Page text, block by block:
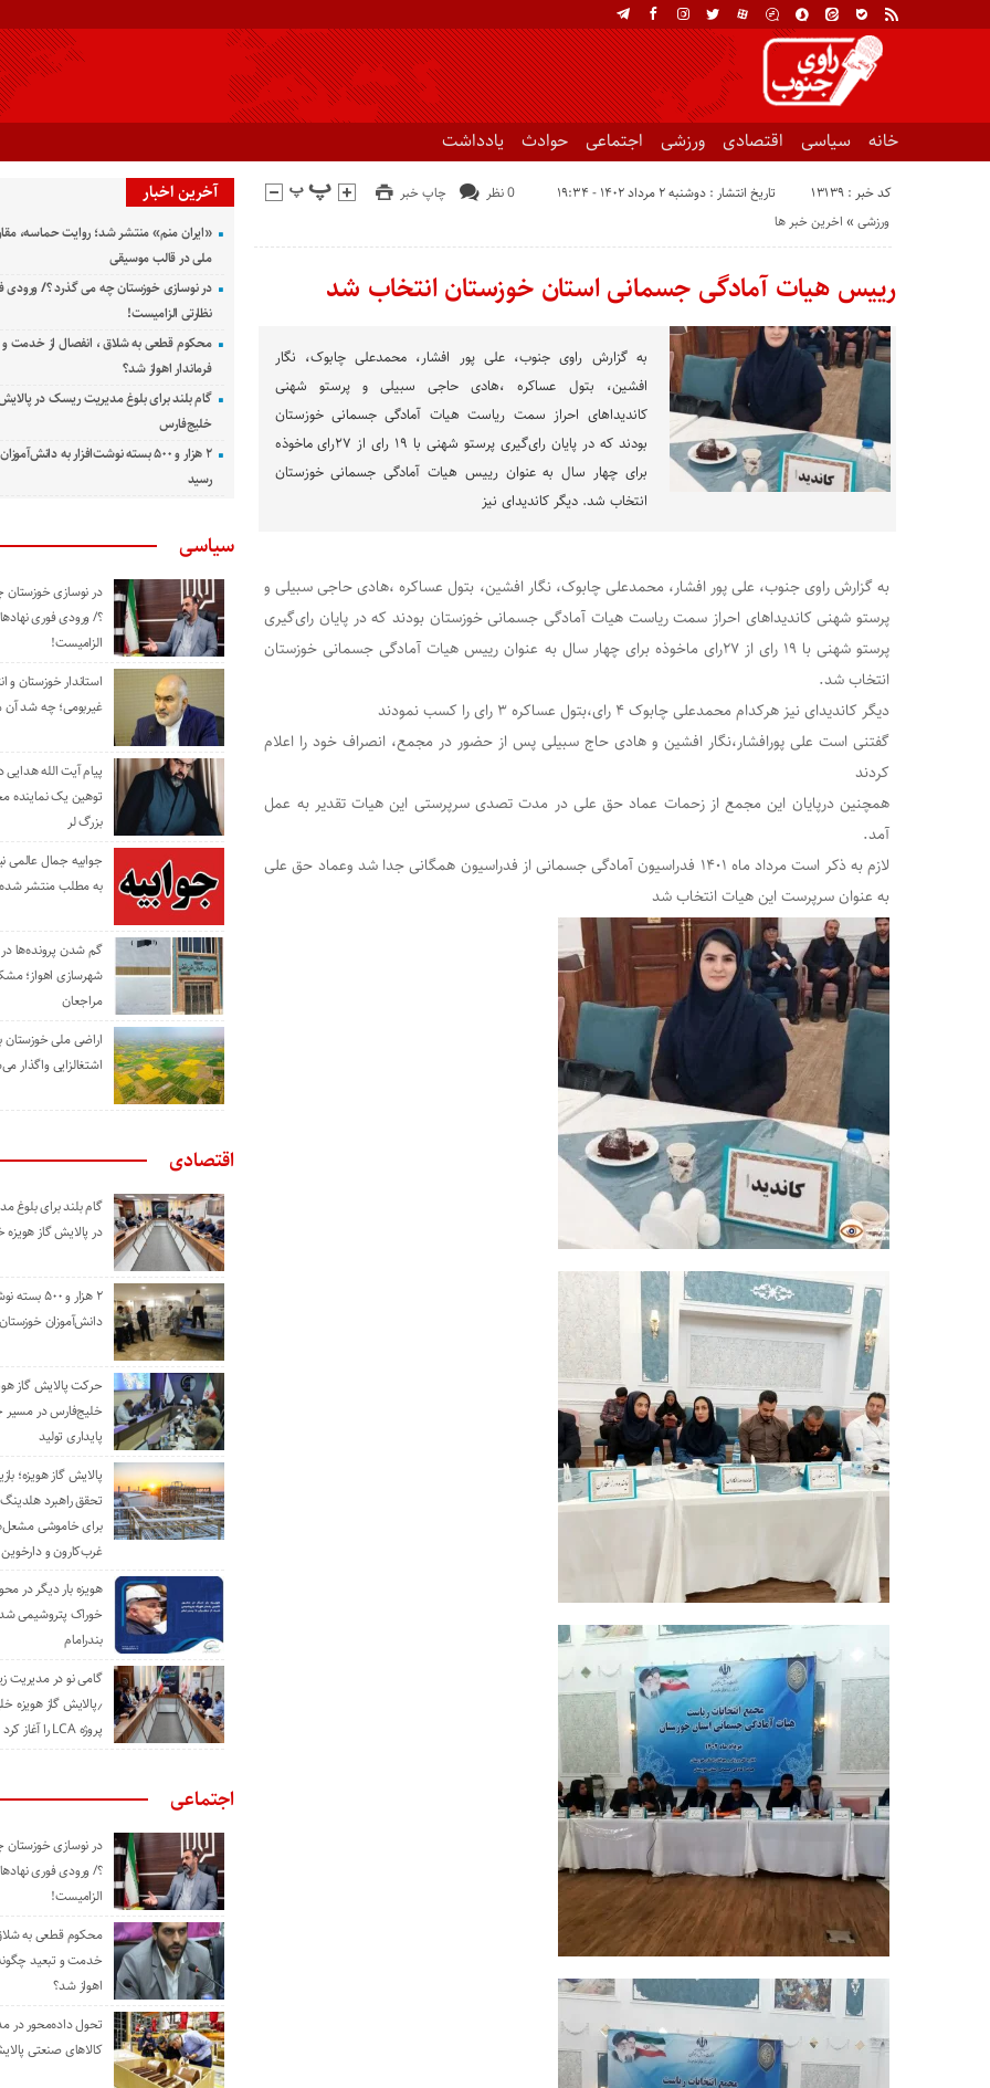
خانه سیاسی اقتصادی ورزشی اجتماعی حوادث یادداشت
کد خبر : 13139 تاریخ انتشار : دوشنبه ۲ مرداد ۱۴۰۲ - ۱۹:۳۴ چاپ خبر
0 نظر
اخرین خبر ها « ورزشی
رییس هیات آمادگی جسمانی استان خوزستان انتخاب شد
به گزارش راوی جنوب، علی پور افشار، محمدعلی چابوک، نگار
افشین، بتول عساکره ،هادی حاجی سبیلی و پرستو شهنی
کاندیداهای احراز سمت ریاست هیات آمادگی جسمانی خوزستان
بودند که در پایان رای‌گیری پرستو شهنی با ۱۹ رای از ۲۷رای ماخوذه
برای چهار سال به عنوان رییس هیات آمادگی جسمانی خوزستان
انتخاب شد. دیگر کاندیدای نیز
به گزارش راوی جنوب، علی پور افشار، محمدعلی چابوک، نگار افشین، بتول عساکره ،هادی حاجی سبیلی و
پرستو شهنی کاندیداهای احراز سمت ریاست هیات آمادگی جسمانی خوزستان بودند که در پایان رای‌گیری
پرستو شهنی با ۱۹ رای از ۲۷رای ماخوذه برای چهار سال به عنوان رییس هیات آمادگی جسمانی خوزستان
انتخاب شد.
دیگر کاندیدای نیز هرکدام محمدعلی چابوک ۴ رای،بتول عساکره ۳ رای را کسب نمودند
گفتنی است علی پورافشار،نگار افشین و هادی حاج سبیلی پس از حضور در مجمع، انصراف خود را اعلام
کردند
همچنین درپایان این مجمع از زحمات عماد حق علی در مدت تصدی سرپرستی این هیات تقدیر به عمل
آمد.
لازم به ذکر است مرداد ماه ۱۴۰۱ فدراسیون آمادگی جسمانی از فدراسیون همگانی جدا شد وعماد حق علی
به عنوان سرپرست این هیات انتخاب شد
آخرین اخبار
«ایران منم» منتشر شد؛ روایت حماسه،
ملی در قالب موسیقی
در نوسازی خوزستان چه می گذرد ؟/ ورودی
نظارتی الزامیست!
محکوم قطعی به شلاق ، انفصال از خدمت و
فرماندار اهواز شد؟
گام بلند برای بلوغ مدیریت ریسک در
خلیج‌فارس
۲ هزار و ۵۰۰ بسته نوشت‌افزار به
رسید
سیاسی
در نوسازی
؟/ ورودی فوری
الزامیست!
استاندار خوزستان و
غیربومی؛ چه شد آن
پیام آیت الله
توهین یک نماینده
بزرگ لر
جوابیه جمال عالمی
به مطلب منتشر
گم شدن پرونده‌ها در
شهرسازی اهواز؛
مراجعان
اراضی ملی
اشتغالزایی واگذار
اقتصادی
گام بلند برای
در پالایش گاز
۲ هزار و ۵۰۰
دانش‌آموزان
حرکت پالایش گاز
خلیج‌فارس در مسیر
پایداری تولید
پالایش گاز هویزه؛
تحقق راهبرد
برای خاموشی
غرب‌کارون و دارخوین
هویزه بار دیگر در
خوراک پتروشیمی
بندرامام
گامی نو در
٫پالایش گاز هویزه
پروژه LCA را آغاز کرد
اجتماعی
در نوسازی
؟/ ورودی فوری
الزامیست!
محکوم قطعی به
خدمت و تبعید چگونه
اهواز شد؟
تحول داده‌محور در
کالاهای صنعتی